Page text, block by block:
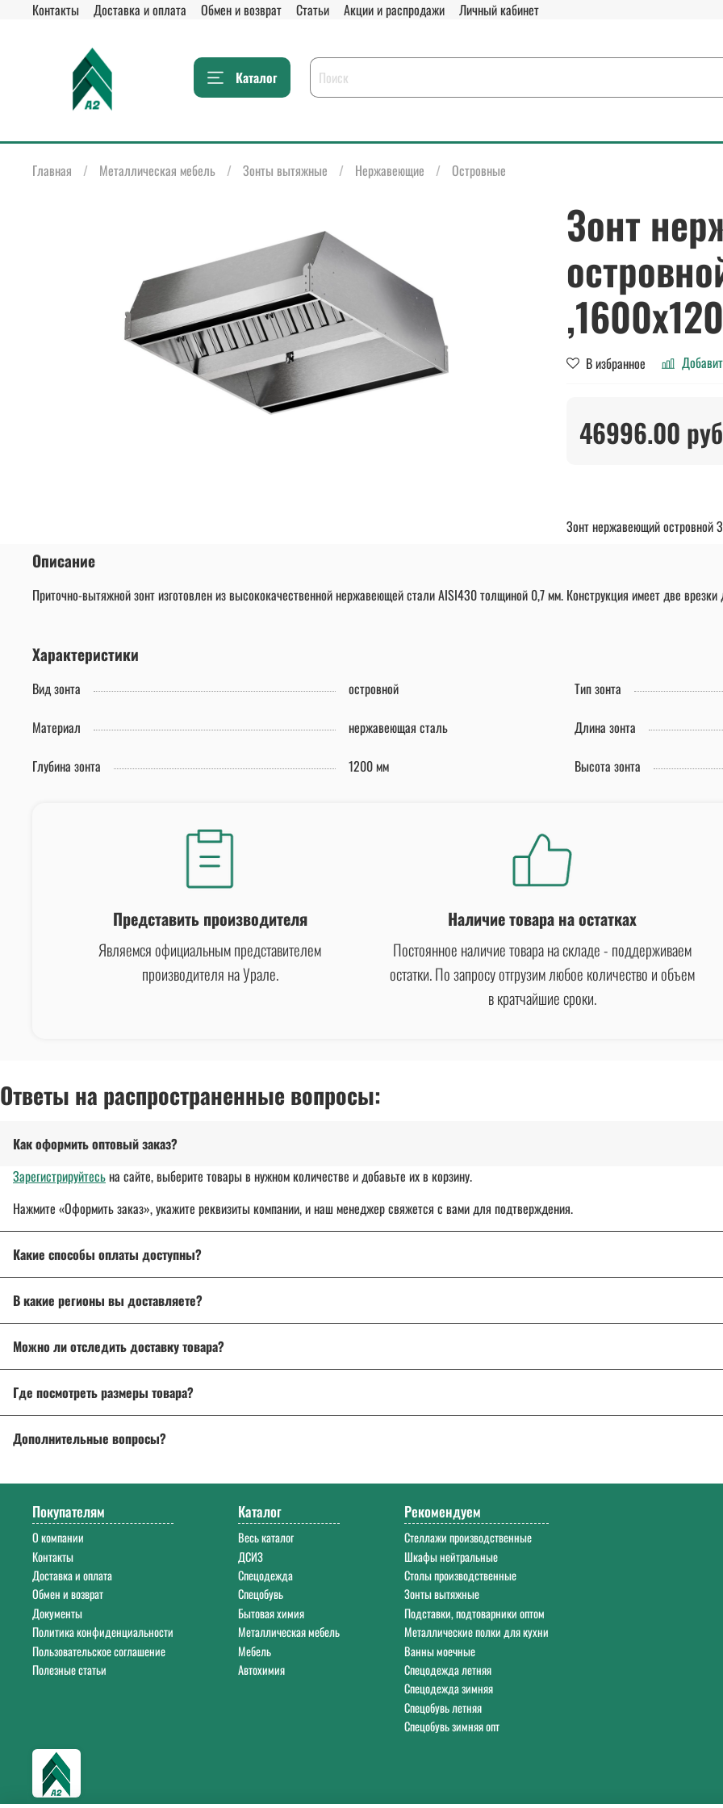
Контакты Доставка и оплата Обмен и возврат Статьи Акции и распродажи Личный кабинет
Каталог
Главная Металлическая мебель Зонты вытяжные Нержавеющие Островные
Зонт
В избранное
46996.00 руб
Зонт нержавеющий
Описание
Приточно-вытяжной зонт изготовлен из высококачественной нержавеющей стали AISI430 толщиной 0,7 мм. Конструкция имеет две врезки
Характеристики
Вид зонта островной Тип зонта
Материал
нержавеющая сталь Длина зонта
Глубина зонта
1200 мм Высота зонта
Представить производителя
Являемся официальным представителем
производителя на Урале.
Наличие товара на остатках
Постоянное наличие товара на складе - поддерживаем
остатки. По запросу отгрузим любое количество и объем
в кратчайшие сроки.
Ответы на распространенные вопросы:
Как оформить оптовый заказ?
Зарегистрируйтесьна сайте, выберите товары в нужном количестве и добавьте их в корзину.
Нажмите «Оформить заказ», укажите реквизиты компании, и наш менеджер свяжется с вами для подтверждения.
Какие способы оплаты доступны?
Для государственных и муниципальных заказчиков возможна поставка товара с отсрочкой платежа до 30 дней.
Подробнее об оплате
В какие регионы вы доставляете?
Подробнее о доставке
Можно ли отследить доставку товара?
Где посмотреть размеры товара?
Дополнительные вопросы?
Покупателям
О компании
Контакты
Доставка и оплата
Обмен и возврат
Документы
Политика конфиденциальности
Пользовательское соглашение
Полезные статьи
Каталог
Весь каталог
ДСИЗ
Спецодежда
Спецобувь
Бытовая химия
Металлическая мебель
Мебель
Автохимия
Рекомендуем
Стеллажи производственные
Шкафы нейтральные
Столы производственные
Зонты вытяжные
Подставки, подтоварники оптом
Металлические полки для кухни
Ванны моечные
Спецодежда летняя
Спецодежда зимняя
Спецобувь летняя
Спецобувь зимняя опт